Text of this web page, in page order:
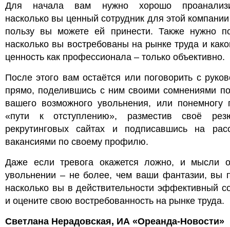
Для начала вам нужно хорошо
насколько вы ценный сотрудник для этой
пользу вы можете ей принести. Также нужно
насколько вы востребованы на рынке труда и
ценность как профессионала – только объективно.
После этого вам остаётся или поговорить с
прямо, поделившись с ним своими сомнениями
вашего возможного увольнения, или понемногу
«пути к отступлению», разместив своё
рекрутинговых сайтах и подписавшись на
вакансиями по своему профилю.
Даже если тревога окажется ложно, и мысли
увольнении – не более, чем ваши фантазии, вы
насколько вы в действительности эффективный
и оцените свою востребованность на рынке труда.
Светлана Нерадовская, ИА «Ореанда-Новости»